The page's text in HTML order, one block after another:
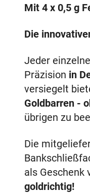
Mit 4 x 0,5 g
Die
Jeder
Präzision in
versiegelt
Goldbarren -
übrigen zu
Die
als Geschenk
goldrichtig!